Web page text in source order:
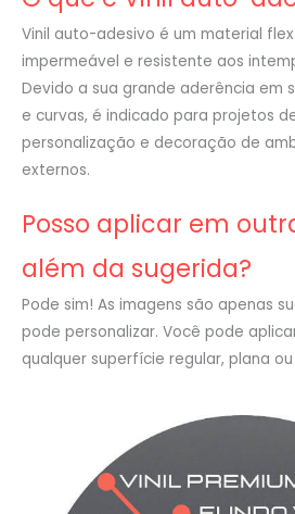
Vinil auto-adesivo é um material
impermeável e resistente aos
Devido a sua grande aderência em
e curvas, é indicado para projetos
personalização e decoração de
externos.
Posso aplicar em
além da sugerida?
Pode sim! As imagens são apenas
pode personalizar. Você pode
qualquer superfície regular, plana